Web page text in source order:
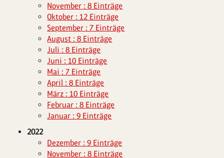
November : 8 Einträge
Oktober : 12 Einträge
September : 7 Einträge
August : 8 Einträge
Juli : 8 Einträge
Juni : 10 Einträge
Mai : 7 Einträge
April : 8 Einträge
März : 10 Einträge
Februar : 8 Einträge
Januar : 9 Einträge
2022
Dezember : 9 Einträge
November : 8 Einträge